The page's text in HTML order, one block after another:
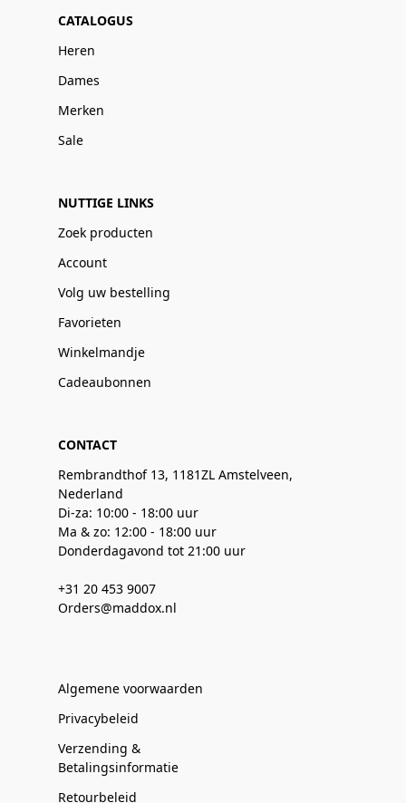
CATALOGUS
Heren
Dames
Merken
Sale
NUTTIGE LINKS
Zoek producten
Account
Volg uw bestelling
Favorieten
Winkelmandje
Cadeaubonnen
CONTACT
Rembrandthof 13, 1181ZL Amstelveen,
Nederland
Di-za: 10:00 - 18:00 uur
Ma & zo: 12:00 - 18:00 uur
Donderdagavond tot 21:00 uur
+31 20 453 9007
Orders@maddox.nl
Algemene voorwaarden
Privacybeleid
Verzending &
Betalingsinformatie
Retourbeleid